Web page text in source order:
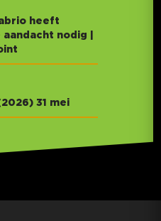
heeft
nodig |
31 mei